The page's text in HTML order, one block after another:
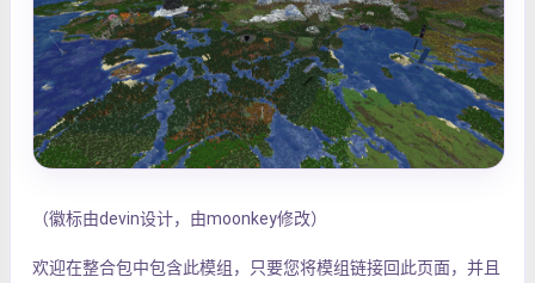
（徽标由devin设计，由moonkey修改）
欢迎在整合包中包含此模组，只要您将模组链接回此页面，并且